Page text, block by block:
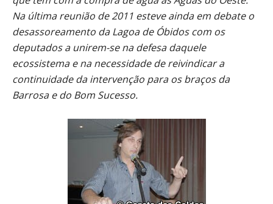
Na última reunião de 2011 esteve ainda em debate o
desassoreamento da Lagoa de Óbidos com os
deputados a unirem-se na defesa daquele
ecossistema e na necessidade de reivindicar a
continuidade da intervenção para os braços da
Barrosa e do Bom Sucesso.